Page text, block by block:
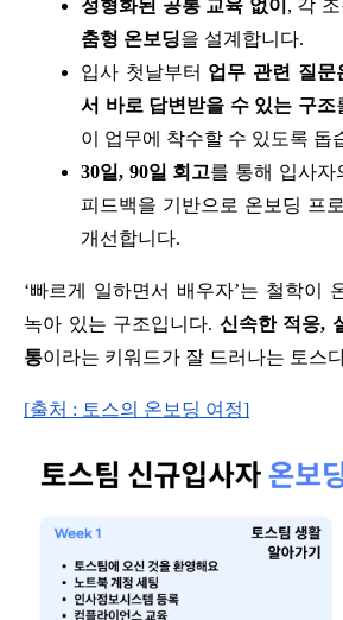
정형화된 공통 교육 없이 , 각
춤형 온보딩을 설계합니다.
입사 첫날부터 업무 관련 질문
서 바로 답변받을 수 있는 구조
이 업무에 착수할 수 있도록 돕
30일, 90일 회고를 통해 입사자
피드백을 기반으로 온보딩 프
개선합니다.
‘빠르게 일하면서 배우자’는 철학이
녹아 있는 구조입니다. 신속한 적응,
통이라는 키워드가 잘 드러나는 토스
[출처 : 토스의 온보딩 여정]